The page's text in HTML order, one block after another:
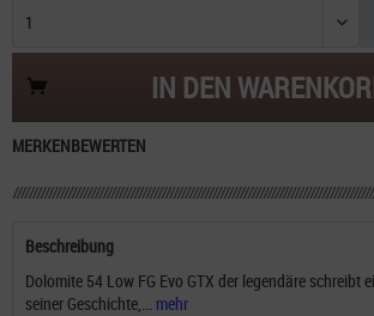
IN DEN
MERKENBEWERTEN
Beschreibung
Dolomite 54 Low FG Evo GTX der legendäre schreibt
seiner Geschichte,...
mehr